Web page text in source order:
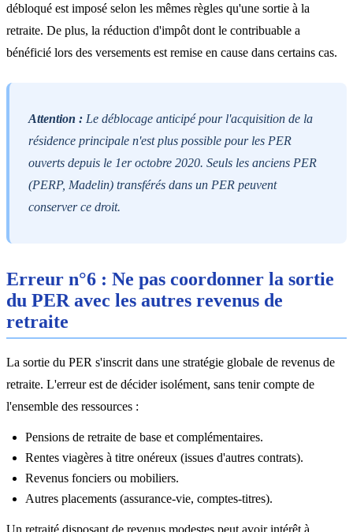
débloqué est imposé selon les mêmes règles qu'une sortie à la
retraite. De plus, la réduction d'impôt dont le contribuable a
bénéficié lors des versements est remise en cause dans certains cas.
Attention : Le déblocage anticipé pour l'acquisition de la
résidence principale n'est plus possible pour les PER
ouverts depuis le 1er octobre 2020. Seuls les anciens PER
(PERP, Madelin) transférés dans un PER peuvent
conserver ce droit.
Erreur n°6 : Ne pas coordonner la sortie
du PER avec les autres revenus de
retraite
La sortie du PER s'inscrit dans une stratégie globale de revenus de
retraite. L'erreur est de décider isolément, sans tenir compte de
l'ensemble des ressources :
Pensions de retraite de base et complémentaires.
Rentes viagères à titre onéreux (issues d'autres contrats).
Revenus fonciers ou mobiliers.
Autres placements (assurance-vie, comptes-titres).